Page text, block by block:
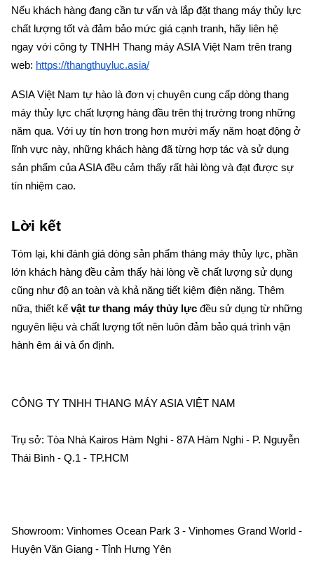
Nếu khách hàng đang cần tư vấn và lắp đặt thang máy thủy lực
chất lượng tốt và đảm bảo mức giá cạnh tranh, hãy liên hệ
ngay với công ty TNHH Thang máy ASIA Việt Nam trên trang
web: https://thangthuyluc.asia/
ASIA Việt Nam tự hào là đơn vị chuyên cung cấp dòng thang
máy thủy lực chất lượng hàng đầu trên thị trường trong những
năm qua. Với uy tín hơn trong hơn mười mấy năm hoạt động ở
lĩnh vực này, những khách hàng đã từng hợp tác và sử dụng
sản phẩm của ASIA đều cảm thấy rất hài lòng và đạt được sự
tín nhiệm cao.
Lời kết
Tóm lại, khi đánh giá dòng sản phẩm tháng máy thủy lực, phần
lớn khách hàng đều cảm thấy hài lòng về chất lượng sử dụng
cũng như độ an toàn và khả năng tiết kiệm điện năng. Thêm
nữa, thiết kế vật tư thang máy thủy lực đều sử dụng từ những
nguyên liệu và chất lượng tốt nên luôn đảm bảo quá trình vận
hành êm ái và ổn định.
CÔNG TY TNHH THANG MÁY ASIA VIỆT NAM
Trụ sở: Tòa Nhà Kairos Hàm Nghi - 87A Hàm Nghi - P. Nguyễn
Thái Bình - Q.1 - TP.HCM
Showroom: Vinhomes Ocean Park 3 - Vinhomes Grand World -
Huyện Văn Giang - Tỉnh Hưng Yên